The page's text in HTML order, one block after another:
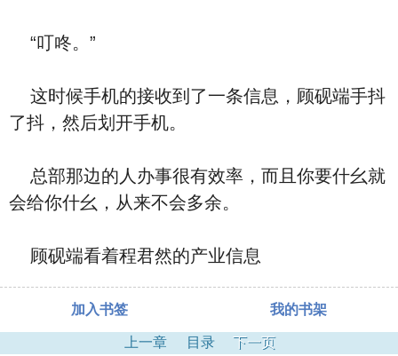
“叮咚。”
这时候手机的接收到了一条信息，顾砚端手抖
了抖，然后划开手机。
总部那边的人办事很有效率，而且你要什幺就
会给你什幺，从来不会多余。
顾砚端看着程君然的产业信息
加入书签 我的书架
上一章 目录 下一页